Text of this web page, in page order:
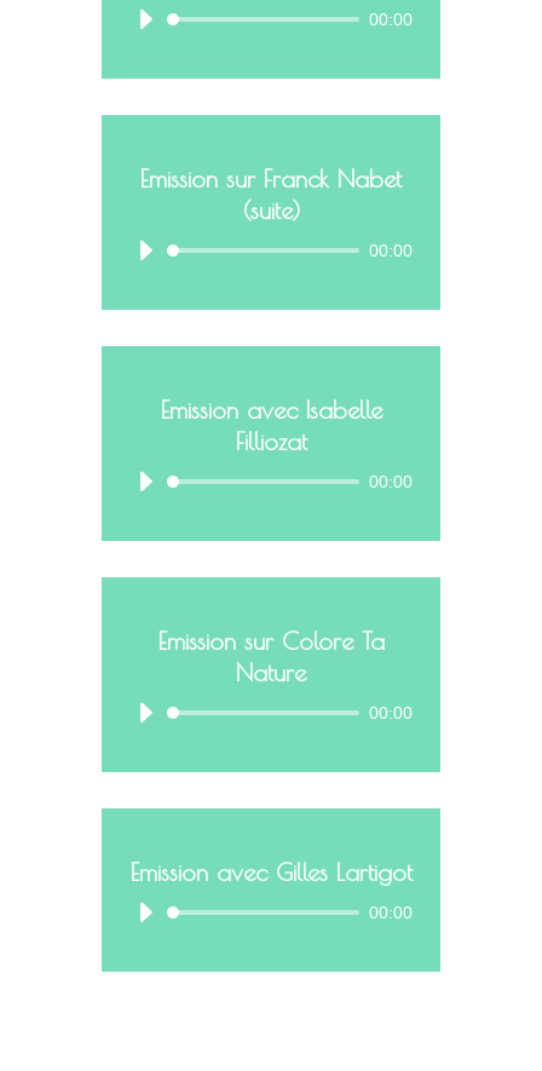
00:00
Emission sur Franck Nabet
(suite)
00:00
Emission avec Isabelle
Filliozat
00:00
Emission sur Colore Ta
Nature
00:00
Emission avec Gilles Lartigot
00:00